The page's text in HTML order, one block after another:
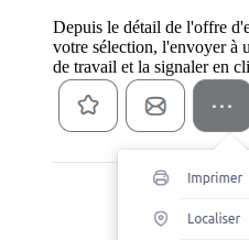
Depuis le détail de l'offre
votre sélection, l'envoyer à
de travail et la signaler en